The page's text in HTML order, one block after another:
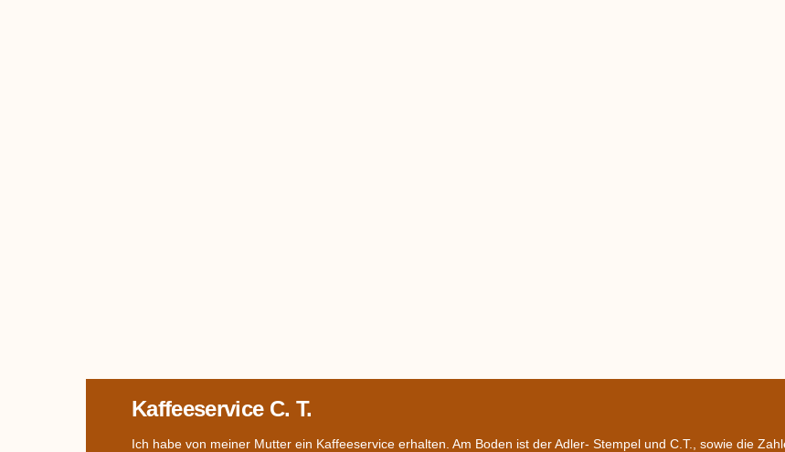
Kaffeeservice C. T.
Ich habe von meiner Mutter ein Kaffeeservice erhalten. Am Boden ist der Adler- Stempel und C.T., sowie die